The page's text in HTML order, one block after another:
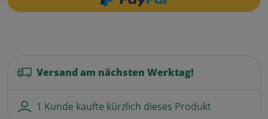
Versand am nächsten Werktag!
1 Kunde kaufte kürzlich dieses Produkt